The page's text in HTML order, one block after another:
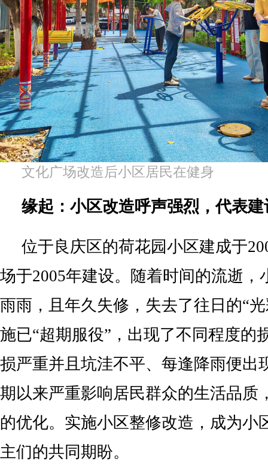
文化广场改造后小区居民在健身
缘起：小区改造呼声强烈，代表
位于良庆区的荷花园小区建成于
场于2005年建设。随着时间的流逝，
雨雨，且年久失修，失去了往日的“
施已“超期服役”，出现了不同程度的
损严重并且坑洼不平、每逢降雨便出
期以来严重影响居民群众的生活品质
的优化。实施小区整修改造，成为小
主们的共同期盼。